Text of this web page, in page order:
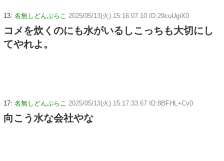
13: 名無しどんぶらこ 2025/05/13(火) 15:16:07.10 ID:29cuUgiX0
コメを炊くのにも水がいるしこっちも大切にし
てやれよ。
17: 名無しどんぶらこ 2025/05/13(火) 15:17:33.67 ID:8BFHL+Cv0
向こう水な会社やな